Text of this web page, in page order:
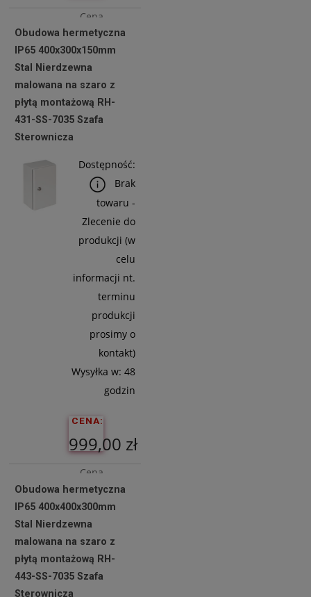
Cena
netto:
800,00 zł
Koszyka
Obudowa hermetyczna
IP65 400x300x150mm
Stal Nierdzewna
malowana na szaro z
płytą montażową RH-
431-SS-7035 Szafa
Sterownicza
Dostępność:
Brak
towaru -
Zlecenie do
produkcji (w
celu
informacji nt.
terminu
produkcji
prosimy o
kontakt)
Wysyłka w: 48
godzin
CENA:
999,00 zł
Cena
netto:
812,20 zł
Koszyka
Obudowa hermetyczna
IP65 400x400x300mm
Stal Nierdzewna
malowana na szaro z
płytą montażową RH-
443-SS-7035 Szafa
Sterownicza